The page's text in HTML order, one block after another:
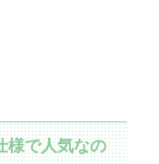
様で人気なの